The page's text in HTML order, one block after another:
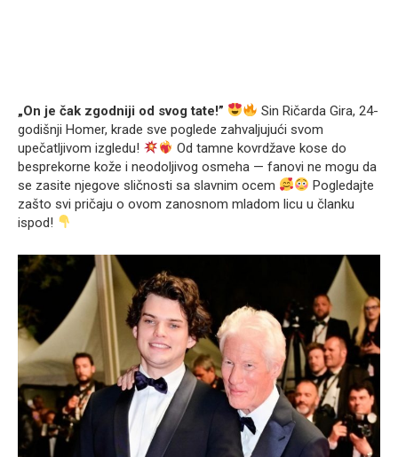
„On je čak zgodniji od svog tate!”
Sin Ričarda Gira, 24-
godišnji Homer, krade sve poglede zahvaljujući svom
upečatljivom izgledu!
Od tamne kovrdžave kose do
besprekorne kože i neodoljivog osmeha — fanovi ne mogu da
se zasite njegove sličnosti sa slavnim ocem
Pogledajte
zašto svi pričaju o ovom zanosnom mladom licu u članku
ispod!